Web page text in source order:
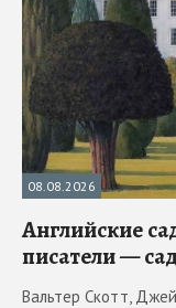
08.08.2026
Английские
писатели —
Вальтер Скотт,